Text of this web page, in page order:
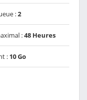
:2
:48 Heures
: 10 Go